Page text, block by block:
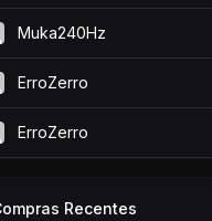
Muka240Hz
ErroZerro
ErroZerro
Recentes